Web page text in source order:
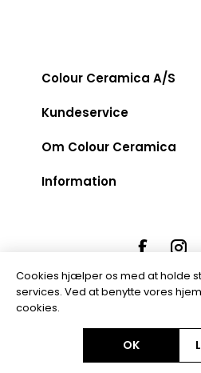
Colour Ceramica A/S
Kundeservice
Om Colour Ceramica
Information
Powered by
Copyright © 2026 Colour Ceramica
Cookies hjælper os med at holde
services. Ved at benytte vores
cookies.
OK